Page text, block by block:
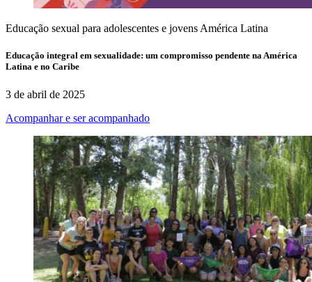
Educação sexual para adolescentes e jovens América Latina
Educação integral em sexualidade: um compromisso pendente na América
Latina e no Caribe
3 de abril de 2025
Acompanhar e ser acompanhado